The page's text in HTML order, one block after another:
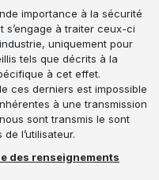
importance à la sécurité
s’engage à traiter ceux-ci
uniquement pour
tels que décrits à la
à cet effet.
ces derniers est impossible
à une transmission
sont transmis le sont
l’utilisateur.
des renseignements